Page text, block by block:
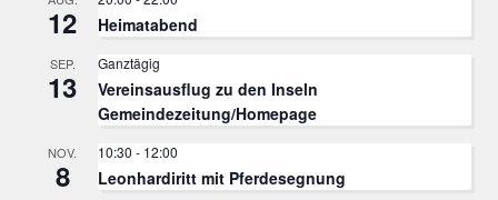
12 Heimatabend
SEP.
13
Ganztägig
Vereinsausflug zu den Inseln
Gemeindezeitung/Homepage
NOV.
8
10:30 - 12:00
Leonhardiritt mit Pferdesegnung